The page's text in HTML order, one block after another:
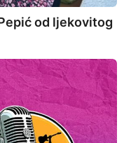
od ljekovitog